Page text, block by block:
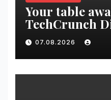
Your table
TechCrunch
be seen by
VseTime.ru
07.08.2026